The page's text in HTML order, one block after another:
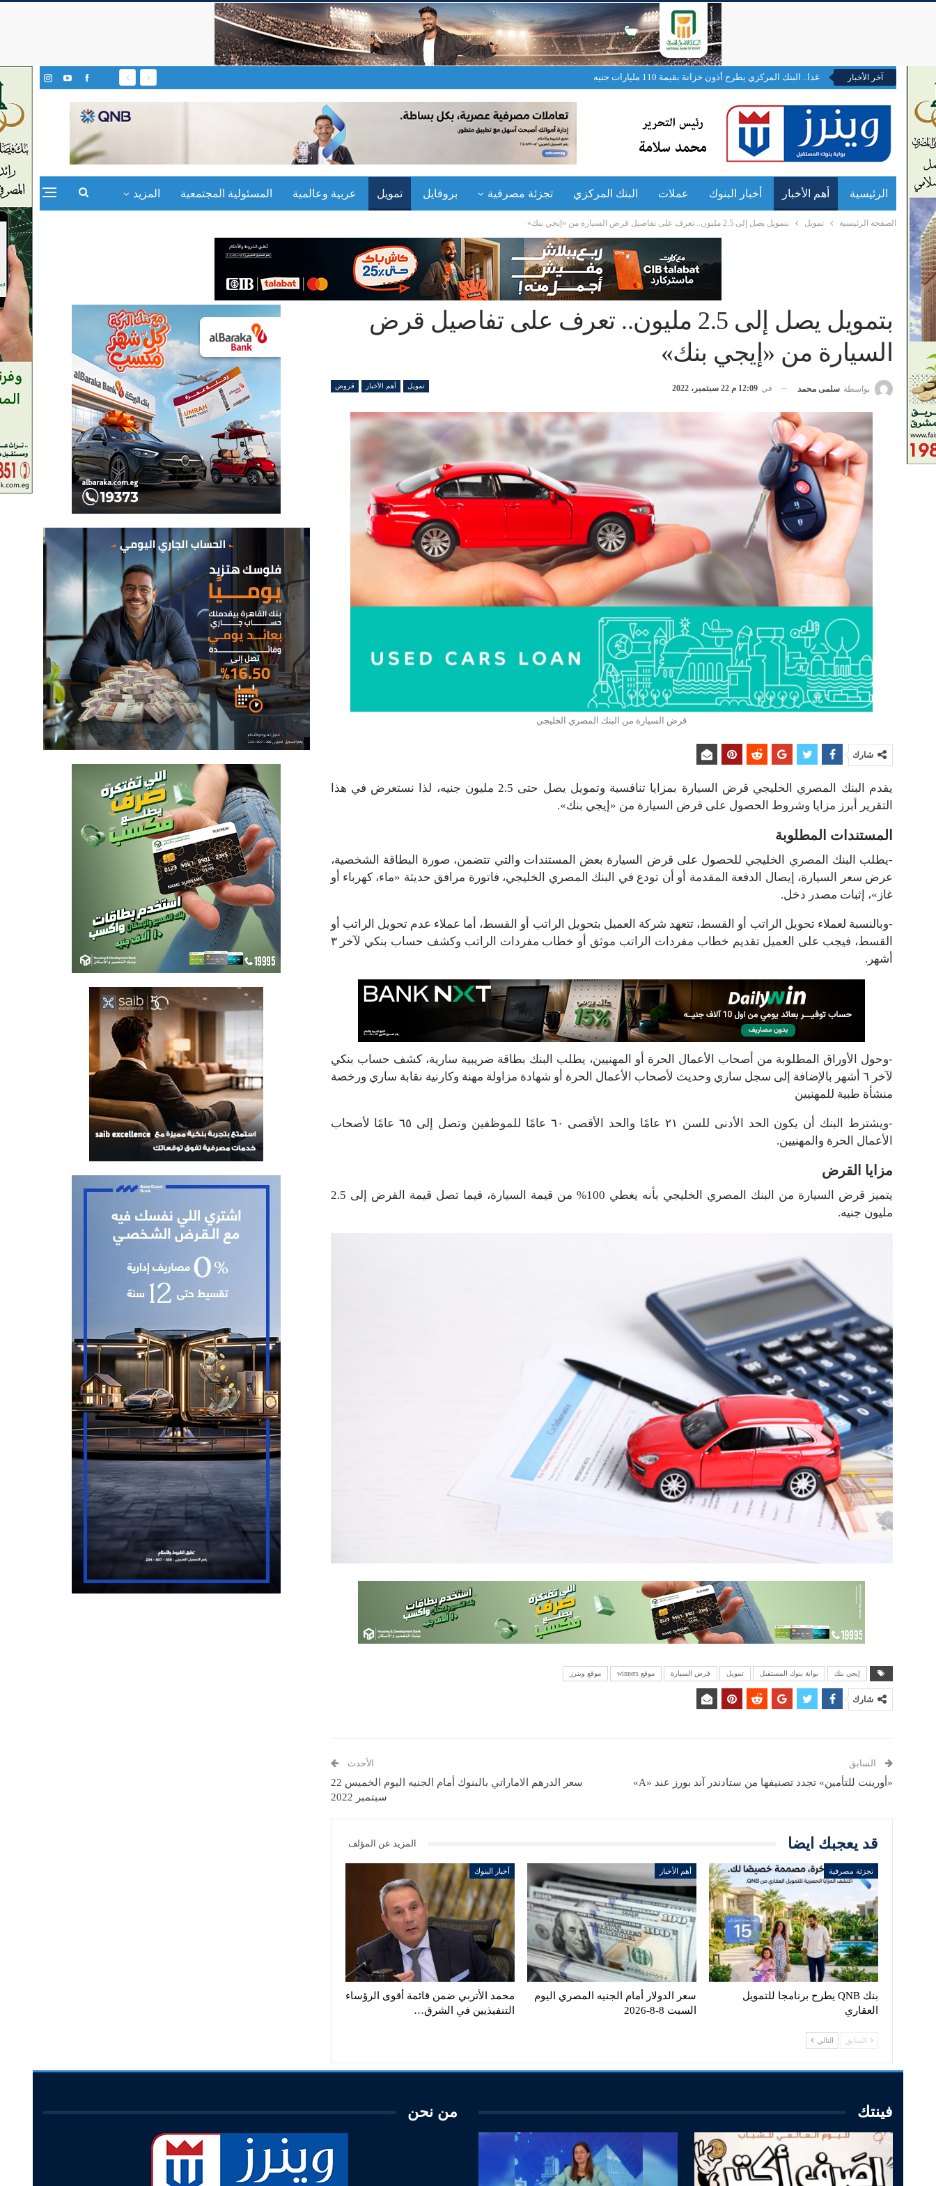
آخر الأخبار غدا.. البنك المركزي يطرح أذون خزانة بقيمة 110 مليارات جنيه
الرئيسية أهم الأخبار أخبار البنوك عملات البنك المركزي تجزئة مصرفية بروفايل تمويل عربية وعالمية المسئولية المجتمعية المزيد
الصفحة الرئيسية تمويل بتمويل يصل إلى 2.5 مليون.. تعرف على تفاصيل قرض السيارة من «إيجي بنك»
بتمويل يصل إلى 2.5 مليون.. تعرف على تفاصيل قرض
السيارة من «إيجي بنك»
تمويل أهم الأخبار قروض بواسطة سلمى محمد في 12:09 م 22 سبتمبر، 2022
قرض السيارة من البنك المصري الخليجي
شارك
يقدم البنك المصري الخليجي قرض السيارة بمزايا تنافسية وتمويل يصل حتى 2.5 مليون جنيه، لذا نستعرض في هذا
التقرير أبرز مزايا وشروط الحصول على قرض السيارة من «إيجي بنك».
المستندات المطلوبة
-يطلب البنك المصري الخليجي للحصول على قرض السيارة بعض المستندات والتي تتضمن، صورة البطاقة الشخصية،
عرض سعر السيارة، إيصال الدفعة المقدمة أو أن تودع في البنك المصري الخليجي، فاتورة مرافق حديثة «ماء، كهرباء أو
غاز»، إثبات مصدر دخل.
-وبالنسبة لعملاء تحويل الراتب أو القسط، تتعهد شركة العميل بتحويل الراتب أو القسط، أما عملاء عدم تحويل الراتب أو
القسط، فيجب على العميل تقديم خطاب مفردات الراتب موثق أو خطاب مفردات الراتب وكشف حساب بنكي لآخر ٣
أشهر.
-وحول الأوراق المطلوبة من أصحاب الأعمال الحرة أو المهنيين، يطلب البنك بطاقة ضريبية سارية، كشف حساب بنكي
لآخر ٦ أشهر بالإضافة إلى سجل ساري وحديث لأصحاب الأعمال الحرة أو شهادة مزاولة مهنة وكارنية نقابة ساري ورخصة
منشأة طبية للمهنيين
-ويشترط البنك أن يكون الحد الأدنى للسن ٢١ عامًا والحد الأقصى ٦٠ عامًا للموظفين وتصل إلى ٦٥ عامًا لأصحاب
الأعمال الحرة والمهنيين.
مزايا القرض
يتميز قرض السيارة من البنك المصري الخليجي بأنه يغطي 100% من قيمة السيارة، فيما تصل قيمة القرض إلى 2.5
مليون جنيه.
إيجي بنك بوابة بنوك المستقبل تمويل قرض السيارة موقع winners موقع وينرز
شارك
السابق
«أورينت للتأمين» تجدد تصنيفها من ستادندر آند بورز عند «A»
الأحدث
سعر الدرهم الاماراتي بالبنوك أمام الجنيه اليوم الخميس 22
سبتمبر 2022
قد يعجبك ايضا المزيد عن المؤلف
تجزئة مصرفية
بنك QNB يطرح برنامجا للتمويل
العقاري
أهم الأخبار
سعر الدولار أمام الجنيه المصري اليوم
السبت 8-8-2026
أخبار البنوك
محمد الأتربي ضمن قائمة أقوى الرؤساء
التنفيذيين في الشرق…
السابق التالي
فينتك من نحن